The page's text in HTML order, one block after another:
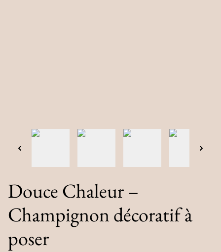
Douce Chaleur –
Champignon décoratif à
poser